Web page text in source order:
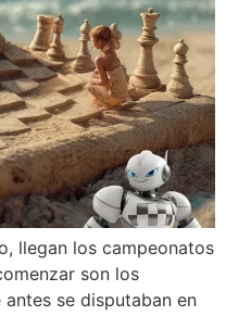
llegan los campeonatos
son los
se disputaban en